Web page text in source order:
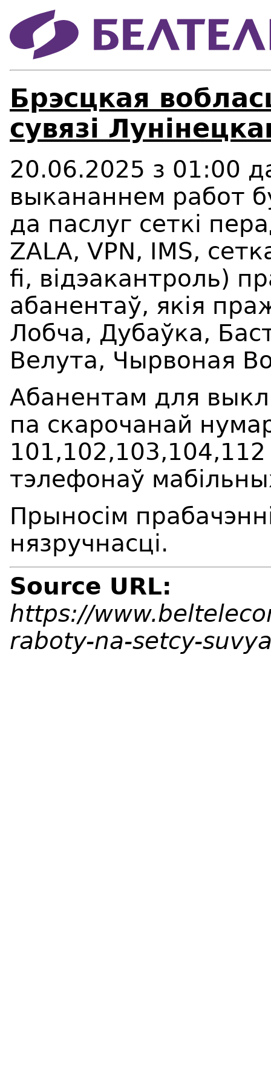
Брэсцкая
сувязі
20.06.2025 з 01:00
выкананнем работ
да паслуг сеткі
ZALA, VPN, IMS,
fi, вiдэакантроль)
абанентаў, якія
Лобча, Дубаўка,
Велута, Чырвоная
Абанентам для
па скарочанай
тэлефонаў
Прыносім
нязручнасці.
Source URL:
https://
raboty-na-setcy-